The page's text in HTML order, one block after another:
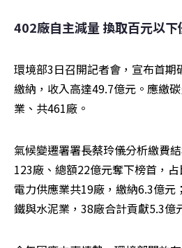
402廠自主減量 換取百元以下
環境部3日召開記者會，宣布首期
繳納，收入高達49.7億元。應繳
業、共461廠。
氣候變遷署署長蔡玲儀分析繳費
123廠、總額22億元奪下榜首，
電力供應業共19廠，繳納6.3億元
鐵與水泥業，38廠合計貢獻5.3億